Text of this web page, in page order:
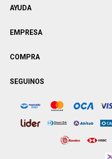
AYUDA
EMPRESA
COMPRA
SEGUINOS